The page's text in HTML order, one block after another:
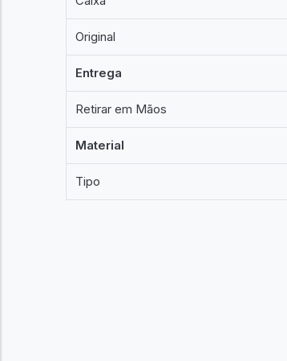
Original
Entrega
Retirar em Mãos
Material
Tipo